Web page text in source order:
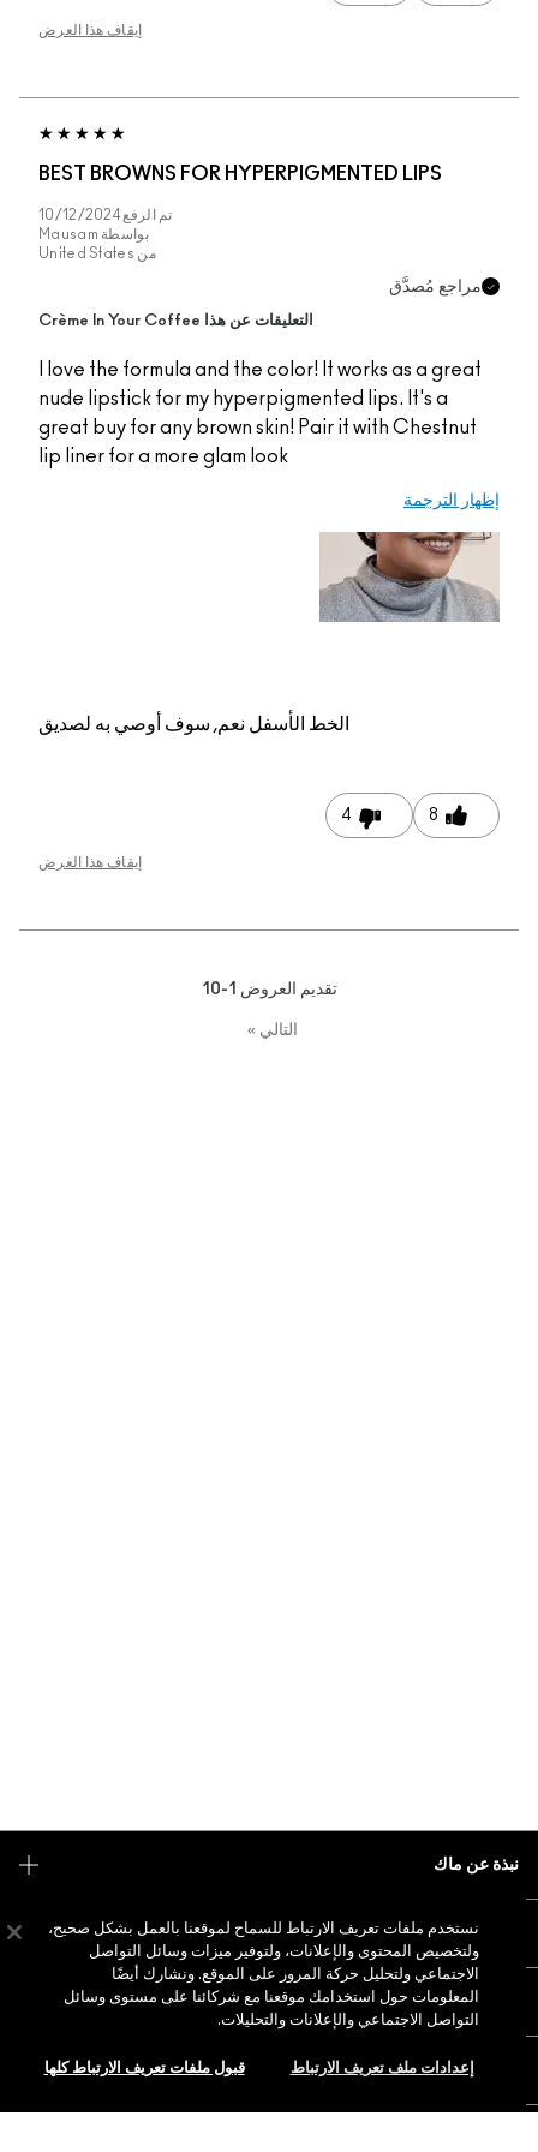
إيقاف هذا العرض
BEST BROWNS FOR HYPERPIGMENTED LIPS
تم الرفع 10/12/2024
بواسطة Mausam
من United States
مراجع مُصدَّق
التعليقات عن هذا Crème In Your Coffee
I love the formula and the color! It works as a great
nude lipstick for my hyperpigmented lips. It's a
great buy for any brown skin! Pair it with Chestnut
lip liner for a more glam look
إظهار الترجمة
الخط الأسفلنعم, سوف أوصي به لصديق
8
4
إيقاف هذا العرض
تقديم العروض 1-10
التالي»
نبذة عن ماك
ماك فيفا غلام
جمال بطريقة مسؤولة
التسوق أونلاين
الاشتراك في رسائل البريد الإلكتروني
هل تحتاجين إلى مساعدة؟
الأسئلة الشائعة
الإرجاع والاستبدال
متجر ماك الخاص بك
ابحثي عن متجر
نستخدم ملفات تعريف الارتباط للسماح لموقعنا بالعمل بشكل صحيح،
ولتخصيص المحتوى والإعلانات، ولتوفير ميزات وسائل التواصل
الاجتماعي ولتحليل حركة المرور على الموقع. ونشارك أيضًا
المعلومات حول استخدامك موقعنا مع شركائنا على مستوى وسائل
التواصل الاجتماعي والإعلانات والتحليلات.
إعدادات ملف تعريف الارتباط قبول ملفات تعريف الارتباط كلها